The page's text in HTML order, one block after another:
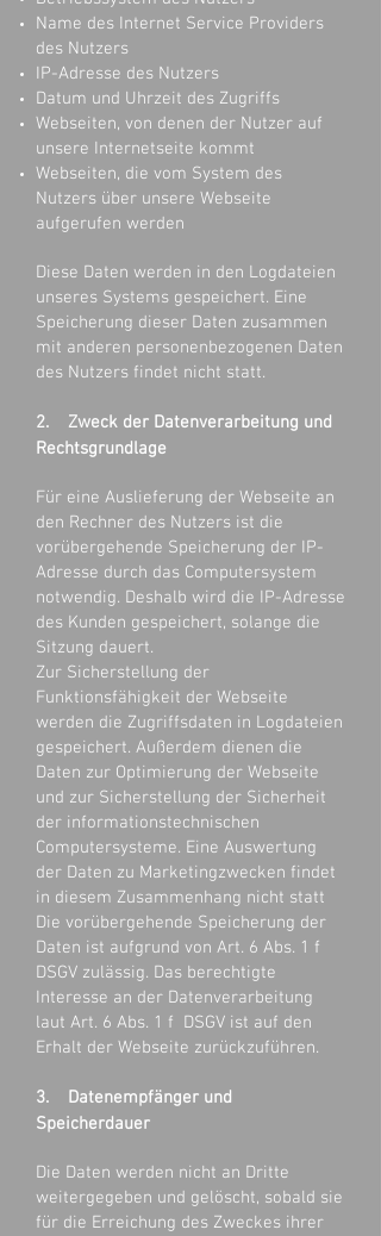
Name des Internet Service Providers
des Nutzers
IP-Adresse des Nutzers
Datum und Uhrzeit des Zugriffs
Webseiten, von denen der Nutzer auf
unsere Internetseite kommt
Webseiten, die vom System des
Nutzers über unsere Webseite
aufgerufen werden
Diese Daten werden in den Logdateien
unseres Systems gespeichert. Eine
Speicherung dieser Daten zusammen
mit anderen personenbezogenen Daten
des Nutzers findet nicht statt.
2. Zweck der Datenverarbeitung und
Rechtsgrundlage
Für eine Auslieferung der Webseite an
den Rechner des Nutzers ist die
vorübergehende Speicherung der IP-
Adresse durch das Computersystem
notwendig. Deshalb wird die IP-Adresse
des Kunden gespeichert, solange die
Sitzung dauert.
Zur Sicherstellung der
Funktionsfähigkeit der Webseite
werden die Zugriffsdaten in Logdateien
gespeichert. Außerdem dienen die
Daten zur Optimierung der Webseite
und zur Sicherstellung der Sicherheit
der informationstechnischen
Computersysteme. Eine Auswertung
der Daten zu Marketingzwecken findet
in diesem Zusammenhang nicht statt
Die vorübergehende Speicherung der
Daten ist aufgrund von Art. 6 Abs. 1 f
DSGV zulässig. Das berechtigte
Interesse an der Datenverarbeitung
laut Art. 6 Abs. 1 f DSGV ist auf den
Erhalt der Webseite zurückzuführen.
3. Datenempfänger und
Speicherdauer
Die Daten werden nicht an Dritte
weitergegeben und gelöscht, sobald sie
für die Erreichung des Zweckes ihrer